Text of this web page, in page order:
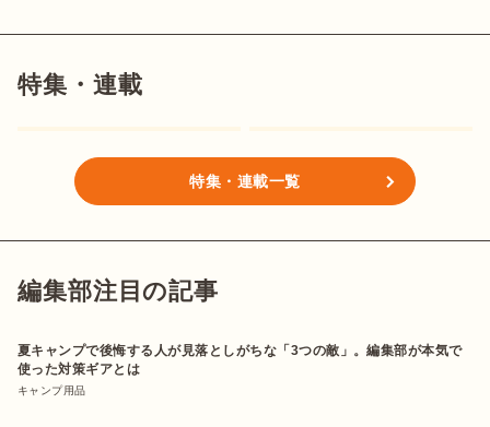
特集・連載
特集・連載一覧
編集部注目の記事
夏キャンプで後悔する人が見落としがちな「3つの敵」。編集部が本気で
使った対策ギアとは
キャンプ用品